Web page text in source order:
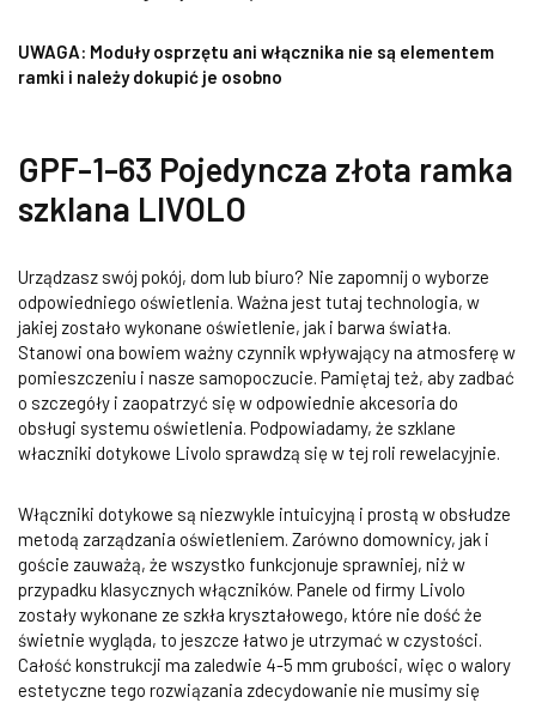
UWAGA: Moduły osprzętu ani włącznika nie są elementem
ramki i należy dokupić je osobno
GPF-1-63 Pojedyncza złota ramka
szklana LIVOLO
Urządzasz swój pokój, dom lub biuro? Nie zapomnij o wyborze
odpowiedniego oświetlenia. Ważna jest tutaj technologia, w
jakiej zostało wykonane oświetlenie, jak i barwa światła.
Stanowi ona bowiem ważny czynnik wpływający na atmosferę w
pomieszczeniu i nasze samopoczucie. Pamiętaj też, aby zadbać
o szczegóły i zaopatrzyć się w odpowiednie akcesoria do
obsługi systemu oświetlenia. Podpowiadamy, że szklane
właczniki dotykowe Livolo sprawdzą się w tej roli rewelacyjnie.
Włączniki dotykowe są niezwykle intuicyjną i prostą w obsłudze
metodą zarządzania oświetleniem. Zarówno domownicy, jak i
goście zauważą, że wszystko funkcjonuje sprawniej, niż w
przypadku klasycznych włączników. Panele od firmy Livolo
zostały wykonane ze szkła kryształowego, które nie dość że
świetnie wygląda, to jeszcze łatwo je utrzymać w czystości.
Całość konstrukcji ma zaledwie 4-5 mm grubości, więc o walory
estetyczne tego rozwiązania zdecydowanie nie musimy się